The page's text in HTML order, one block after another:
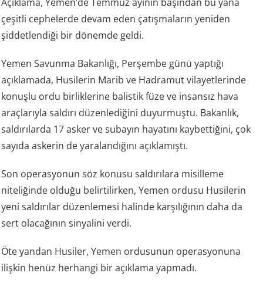
çeşitli cephelerde devam eden çatışmaların yeniden
şiddetlendiği bir dönemde geldi.
Yemen Savunma Bakanlığı, Perşembe günü yaptığı
açıklamada, Husilerin Marib ve Hadramut vilayetlerinde
konuşlu ordu birliklerine balistik füze ve insansız hava
araçlarıyla saldırı düzenlediğini duyurmuştu. Bakanlık,
saldırılarda 17 asker ve subayın hayatını kaybettiğini, çok
sayıda askerin de yaralandığını açıklamıştı.
Son operasyonun söz konusu saldırılara misilleme
niteliğinde olduğu belirtilirken, Yemen ordusu Husilerin
yeni saldırılar düzenlemesi halinde karşılığının daha da
sert olacağının sinyalini verdi.
Öte yandan Husiler, Yemen ordusunun operasyonuna
ilişkin henüz herhangi bir açıklama yapmadı.